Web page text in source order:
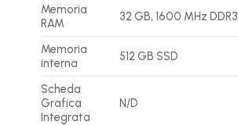
Memoria
RAM
32 GB, 1600 MHz DDR3
Memoria
interna
512 GB SSD
Scheda
Grafica
Integrata
N/D